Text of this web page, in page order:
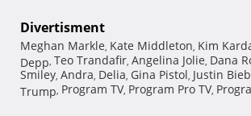
Divertisment
Meghan Markle, Kate Middleton, Kim
Depp, Teo Trandafir, Angelina Jolie, Dana
Smiley, Andra, Delia, Gina Pistol, Justin
Trump, Program TV, Program Pro TV,